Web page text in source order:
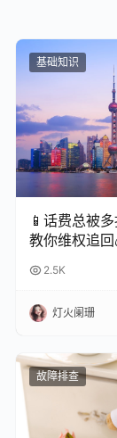
基础知识
📱话费总被
教你维权追回
2.5K
灯火阑珊
故障排查